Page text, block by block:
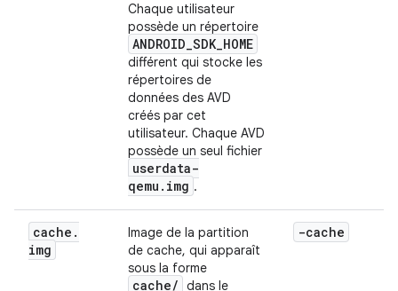
Chaque utilisateur
possède un répertoire
ANDROID_SDK_HOME
différent qui stocke les
répertoires de
données des AVD
créés par cet
utilisateur. Chaque AVD
possède un seul fichier
userdata-
qemu.img .
cache .
img
Image de la partition
de cache, qui apparaît
sous la forme
cache/ dans le
-cache